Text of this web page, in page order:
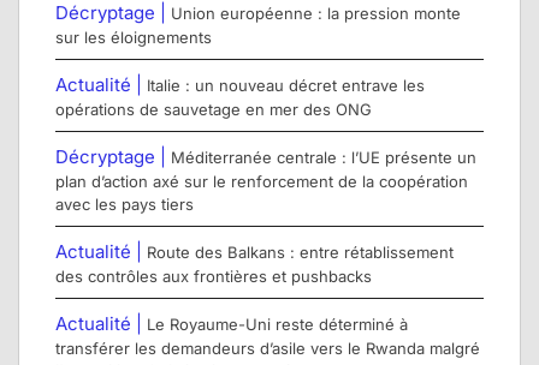
Décryptage |
Union européenne : la pression monte
sur les éloignements
Actualité |
Italie : un nouveau décret entrave les
opérations de sauvetage en mer des ONG
Décryptage |
Méditerranée centrale : l’UE présente un
plan d’action axé sur le renforcement de la coopération
avec les pays tiers
Actualité |
Route des Balkans : entre rétablissement
des contrôles aux frontières et pushbacks
Actualité |
Le Royaume-Uni reste déterminé à
transférer les demandeurs d’asile vers le Rwanda malgré